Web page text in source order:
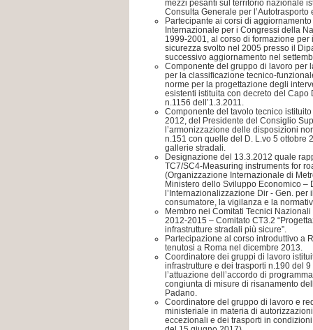
mezzi pesanti sul territorio nazionale
Consulta Generale per l’Autotrasporto
Partecipante ai corsi di
Internazionale per i Congressi della
1999-2001, al corso di formazione
sicurezza svolto nel 2005 presso il
successivo aggiornamento nel
Componente del gruppo di lavoro per
per la classificazione tecnico-
norme per la progettazione degli
esistenti istituita con decreto del Capo
n.1156 dell’1.3.2011.
Componente del tavolo tecnico
2012, del Presidente del Consiglio
l’armonizzazione delle disposizioni
n.151 con quelle del D. L.vo 5 ottobre
gallerie stradali.
Designazione del 13.3.2012 quale
TC7/SC4-Measuring instruments for
(Organizzazione Internazionale di
Ministero dello Sviluppo Economico –
l’Internazionalizzazione Dir - Gen.
consumatore, la vigilanza e la
Membro nei Comitati Tecnici
2012-2015 – Comitato CT3.2
infrastrutture stradali più sicure”.
Partecipazione al corso introduttivo a
tenutosi a Roma nel dicembre 2013.
Coordinatore dei gruppi di lavoro
infrastrutture e dei trasporti n.190 del
l’attuazione dell’accordo di
congiunta di misure di risanamento
Padano.
Coordinatore del gruppo di lavoro e
ministeriale in materia di
eccezionali e dei trasporti in